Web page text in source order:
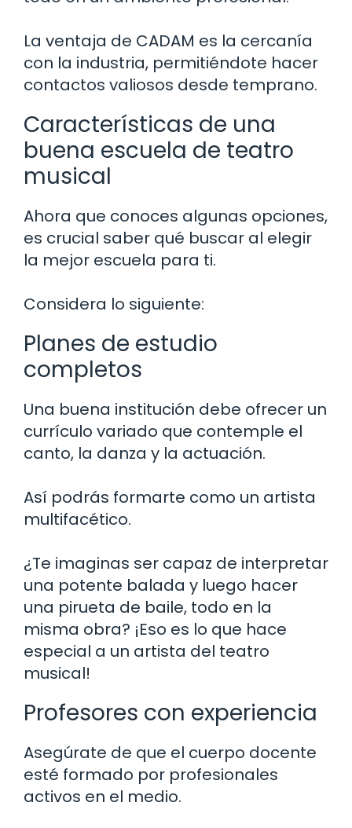
La ventaja de CADAM es la cercanía
con la industria, permitiéndote hacer
contactos valiosos desde temprano.
Características de una
buena escuela de teatro
musical
Ahora que conoces algunas opciones,
es crucial saber qué buscar al elegir
la mejor escuela para ti.
Considera lo siguiente:
Planes de estudio
completos
Una buena institución debe ofrecer un
currículo variado que contemple el
canto, la danza y la actuación.
Así podrás formarte como un artista
multifacético.
¿Te imaginas ser capaz de interpretar
una potente balada y luego hacer
una pirueta de baile, todo en la
misma obra? ¡Eso es lo que hace
especial a un artista del teatro
musical!
Profesores con experiencia
Asegúrate de que el cuerpo docente
esté formado por profesionales
activos en el medio.